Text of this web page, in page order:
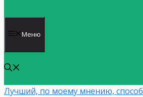
Меню
Лучший, по моему мнению, способ